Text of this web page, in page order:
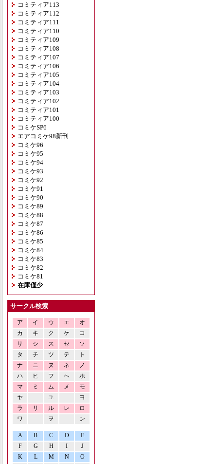
コミティア113
コミティア112
コミティア111
コミティア110
コミティア109
コミティア108
コミティア107
コミティア106
コミティア105
コミティア104
コミティア103
コミティア102
コミティア101
コミティア100
コミケSP6
エアコミケ98新刊
コミケ96
コミケ95
コミケ94
コミケ93
コミケ92
コミケ91
コミケ90
コミケ89
コミケ88
コミケ87
コミケ86
コミケ85
コミケ84
コミケ83
コミケ82
コミケ81
在庫僅少
サークル検索
ア イ ウ エ
オ
カ
キ ク ケ
コ
サ
シ ス セ
ソ
タ
チ ツ テ
ト
ナ
ニ ヌ ネ
ノ
ハ
ヒ フ ヘ
ホ
マ
ミ ム メ
モ
ヤ
ユ
ヨ
ラ
リ ル レ
ロ
ワ
ヲ ン
A B C D
E
F
G H I
J
K
L M N O